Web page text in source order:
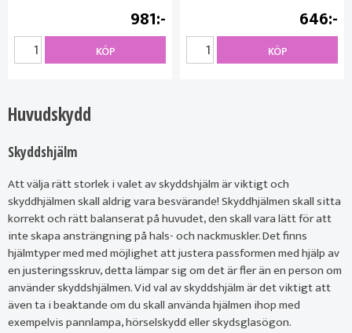
981
KÖP
646
KÖP
Huvudskydd
Skyddshjälm
Att välja rätt storlek i valet av skyddshjälm är viktigt och
skyddhjälmen skall aldrig vara besvärande! Skyddhjälmen skall sitta
korrekt och rätt balanserat på huvudet, den skall vara lätt för att
inte skapa ansträngning på hals- och nackmuskler. Det finns
hjälmtyper med med möjlighet att justera passformen med hjälp av
en justeringsskruv, detta lämpar sig om det är fler än en person om
använder skyddshjälmen. Vid val av skyddshjälm är det viktigt att
även ta i beaktande om du skall använda hjälmen ihop med
exempelvis pannlampa, hörselskydd eller skydsglasögon.